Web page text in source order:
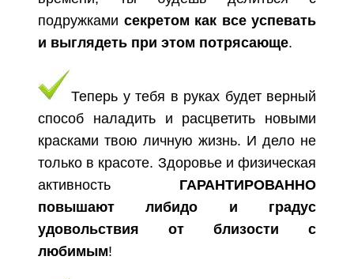
подружками секретом как все успевать
и выглядеть при этом потрясающе.
Теперь у тебя в руках будет верный
способ наладить и расцветить новыми
красками твою личную жизнь. И дело не
только в красоте. Здоровье и физическая
активность ГАРАНТИРОВАННО
повышают либидо и градус
удовольствия от близости с
любимым!